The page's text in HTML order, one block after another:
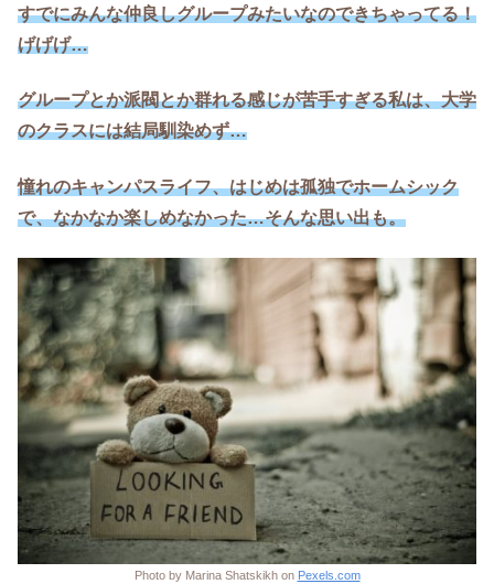
すでにみんな仲良しグループみたいなのできちゃってる！
げげげ…
グループとか派閥とか群れる感じが苦手すぎる私は、大学
のクラスには結局馴染めず…
憧れのキャンパスライフ、はじめは孤独でホームシック
で、なかなか楽しめなかった…そんな思い出も。
Photo by Marina Shatskikh on Pexels.com